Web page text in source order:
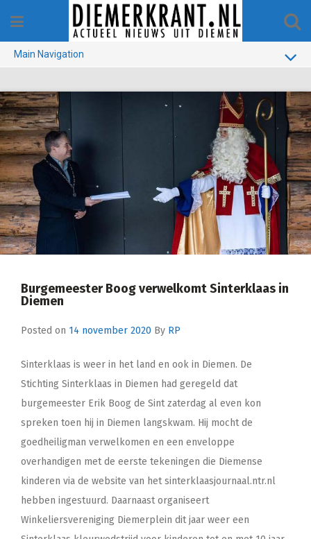
content
Main Navigation
GEMEENTE
1970-1990
VERKIEZINGEN
COLOFON
Burgemeester Boog verwelkomt Sinterklaas in
Diemen
Posted on 14 november 2020 By RP
Sinterklaas is weer in het land en ook in Diemen. De
Stichting Sinterklaas in Diemen had geregeld dat
burgemeester Erik Boog de Sint zaterdag al even kon
spreken toen hij in Diemen langskwam. Hij mocht de
goedheiligman verwelkomen en een enveloppe
overhandigen met de eerste tekeningen die Diemense
kinderen via de website van het sinterklaasjournaal.ntr.nl
hebben ingestuurd. Daarnaast organiseert
Winkeliersvereniging Diemerplein dit jaar weer een